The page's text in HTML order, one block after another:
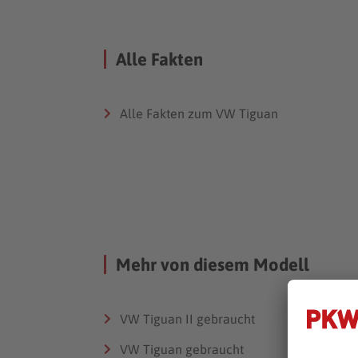
Alle Fakten
Alle Fakten zum VW Tiguan
Mehr von diesem Modell
VW Tiguan II gebraucht
VW Tiguan gebraucht